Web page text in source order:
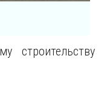
строительству